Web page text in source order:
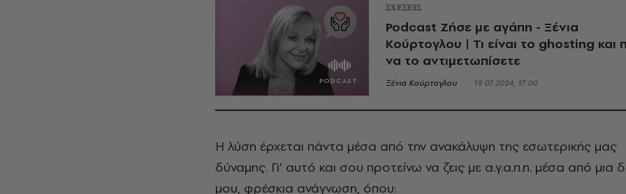
ΣΧΕΣΕΙΣ
Podcast Ζήσε με αγάπη - Ξένια
Κούρτογλου | Τι είναι το ghosting και
να το αντιμετωπίσετε
Ξένια Κούρτογλου 19.07.2024, 17:00
Η λύση έρχεται πάντα μέσα από την ανακάλυψη της εσωτερικής μας
δύναμης. Γι’ αυτό και σου προτείνω να ζεις με α.γ.α.π.η. μέσα από μια
μου, φρέσκια ανάγνωση, όπου: